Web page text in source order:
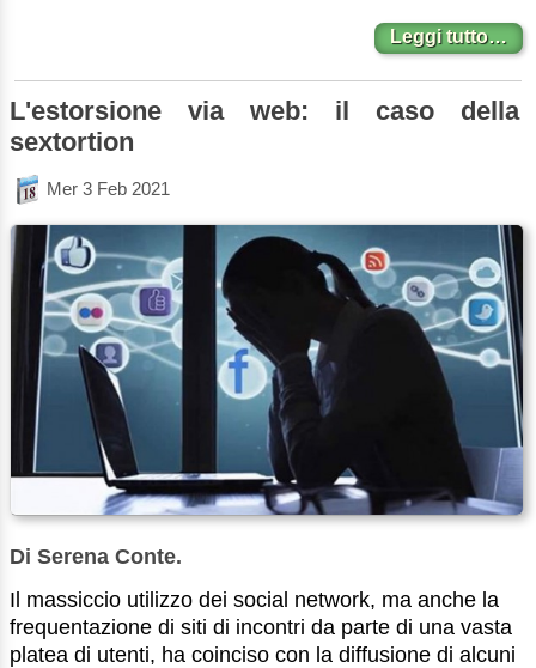
Leggi tutto…
L'estorsione via web: il caso della
sextortion
Mer 3 Feb 2021
Di Serena Conte.
Il massiccio utilizzo dei social network, ma anche la
frequentazione di siti di incontri da parte di una vasta
platea di utenti, ha coinciso con la diffusione di alcuni